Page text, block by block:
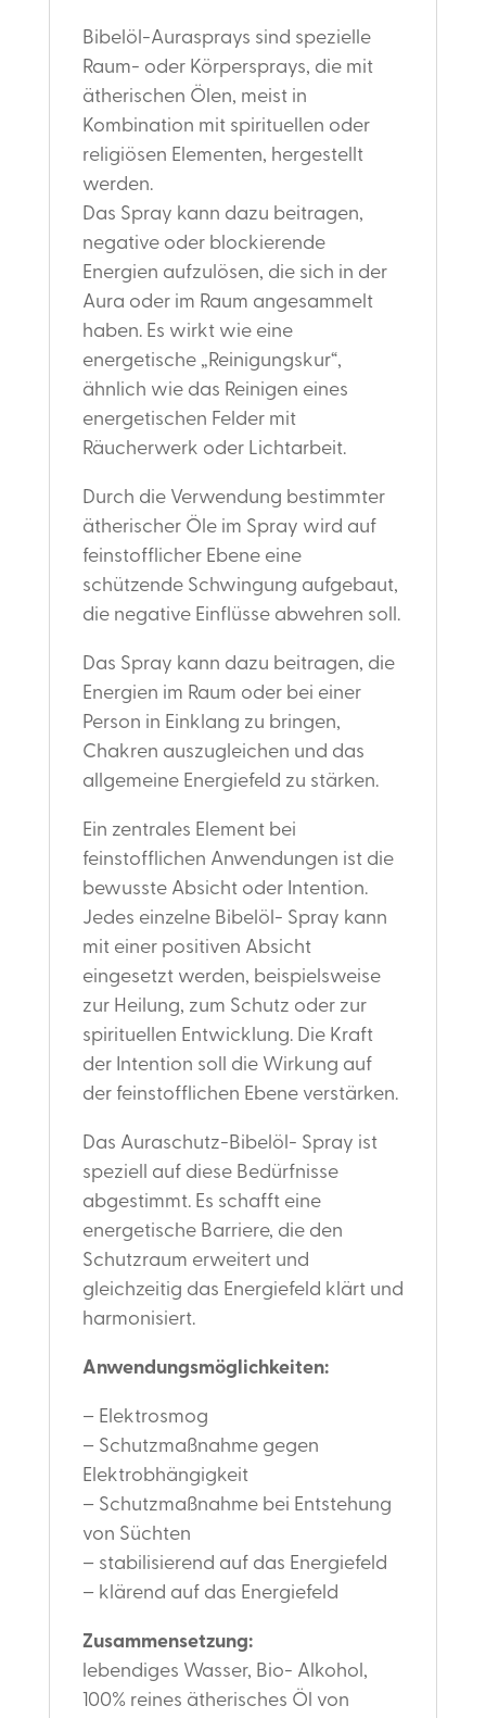
Bibelöl-Aurasprays sind spezielle
Raum- oder Körpersprays, die mit
ätherischen Ölen, meist in
Kombination mit spirituellen oder
religiösen Elementen, hergestellt
werden.
Das Spray kann dazu beitragen,
negative oder blockierende
Energien aufzulösen, die sich in der
Aura oder im Raum angesammelt
haben. Es wirkt wie eine
energetische „Reinigungskur“,
ähnlich wie das Reinigen eines
energetischen Felder mit
Räucherwerk oder Lichtarbeit.
Durch die Verwendung bestimmter
ätherischer Öle im Spray wird auf
feinstofflicher Ebene eine
schützende Schwingung aufgebaut,
die negative Einflüsse abwehren soll.
Das Spray kann dazu beitragen, die
Energien im Raum oder bei einer
Person in Einklang zu bringen,
Chakren auszugleichen und das
allgemeine Energiefeld zu stärken.
Ein zentrales Element bei
feinstofflichen Anwendungen ist die
bewusste Absicht oder Intention.
Jedes einzelne Bibelöl- Spray kann
mit einer positiven Absicht
eingesetzt werden, beispielsweise
zur Heilung, zum Schutz oder zur
spirituellen Entwicklung. Die Kraft
der Intention soll die Wirkung auf
der feinstofflichen Ebene verstärken.
Das Auraschutz-Bibelöl- Spray ist
speziell auf diese Bedürfnisse
abgestimmt. Es schafft eine
energetische Barriere, die den
Schutzraum erweitert und
gleichzeitig das Energiefeld klärt und
harmonisiert.
Anwendungsmöglichkeiten:
– Elektrosmog
– Schutzmaßnahme gegen
Elektrobhängigkeit
– Schutzmaßnahme bei Entstehung
von Süchten
– stabilisierend auf das Energiefeld
– klärend auf das Energiefeld
Zusammensetzung:
lebendiges Wasser, Bio- Alkohol,
100% reines ätherisches Öl von